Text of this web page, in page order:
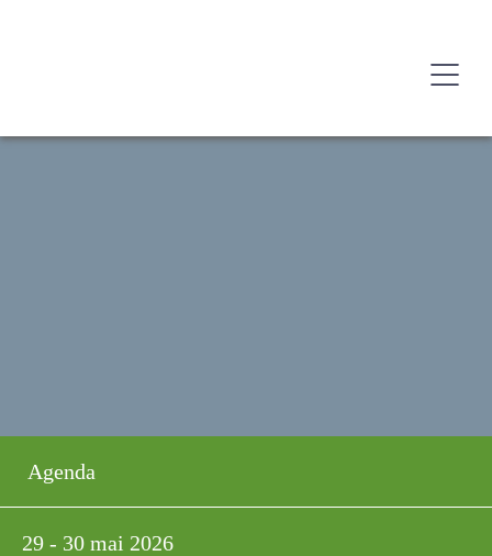
Agenda
29 - 30 mai 2026